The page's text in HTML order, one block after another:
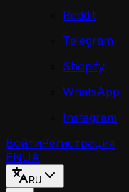
Reddit
Telegram
Shopify
WhatsApp
Instagram
ВойтиРегистрация
ENUA
RU